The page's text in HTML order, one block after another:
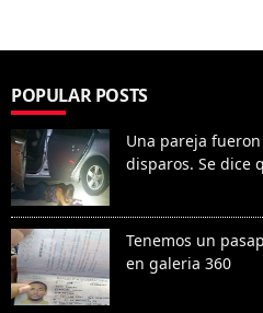
POPULAR POSTS
Una pareja
disparos. Se dice
Tenemos un
en galeria 360